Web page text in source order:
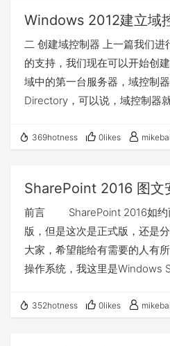
Windows 2012建立域
二 创建域控制器 上一篇我们进
的支持，我们现在可以开始创
域中的第一台服务器，域控制
Directory，可以说，域控制器
TCP /IP 属性，注意，Florence
先，我们需要添加域服务角色，
务”角色添加，这里不再重复讲
照 http://blog.csdn.net/
9 2、添加新域（提升域控制器
打开服务器管理器，会看右上
此服务器提升为域控制器”，打
369hotness 0likes mikebai
SharePoint 2016 图文
前言 SharePoint 2016如约
版，但是这次是正式版，还是
大家，希望能给有需要的人
操作系统，我这里是Windows
境要求操作系统是：Windows
352hotness 0likes mikebai